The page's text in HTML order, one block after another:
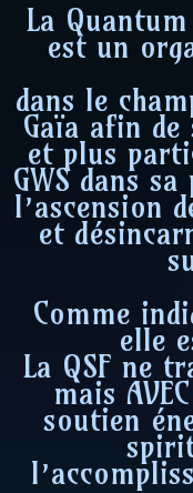
La
est un
dans le
Gaïa afin
et plus
GWS dans
l’ascension
et
Comme
elle
La QSF ne
mais
soutien